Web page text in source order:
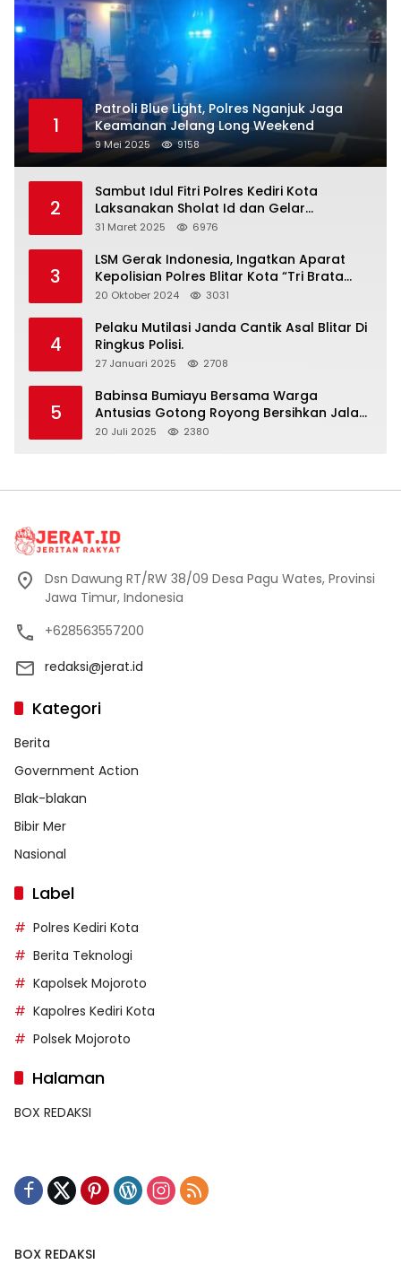
1
Patroli Blue Light, Polres Nganjuk Jaga
Keamanan Jelang Long Weekend
9 Mei 2025 9158
2
Sambut Idul Fitri Polres Kediri Kota
Laksanakan Sholat Id dan Gelar
Halalbihalal
31 Maret 2025 6976
3
LSM Gerak Indonesia, Ingatkan Aparat
Kepolisian Polres Blitar Kota “Tri Brata
Polri” Harus Diamalkan
20 Oktober 2024 3031
4
Pelaku Mutilasi Janda Cantik Asal Blitar Di
Ringkus Polisi.
27 Januari 2025 2708
5
Babinsa Bumiayu Bersama Warga
Antusias Gotong Royong Bersihkan Jalan
Dusun Banaran
20 Juli 2025 2380
Dsn Dawung RT/RW 38/09 Desa Pagu Wates, Provinsi
Jawa Timur, Indonesia
+628563557200
redaksi@jerat.id
Kategori
Berita
Government Action
Blak-blakan
Bibir Mer
Nasional
Label
Polres Kediri Kota
Berita Teknologi
Kapolsek Mojoroto
Kapolres Kediri Kota
Polsek Mojoroto
Halaman
BOX REDAKSI
BOX REDAKSI